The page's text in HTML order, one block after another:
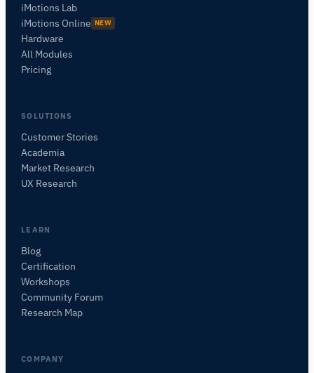
iMotions Lab
iMotions Online NEW
Hardware
All Modules
Pricing
SOLUTIONS
Customer Stories
Academia
Market Research
UX Research
LEARN
Blog
Certification
Workshops
Community Forum
Research Map
COMPANY
Posez des questions sur les méthodes de
POSER UNE QUESTION SUR CET ARTICLE
Résumer cet article